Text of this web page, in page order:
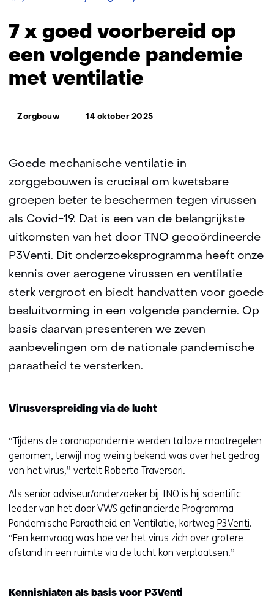
goed
voorbereid
een
volgende
pandemie
ventilatie
7 x goed voorbereid op
een volgende pandemie
met ventilatie
Thema:
Zorgbouw 14 oktober 2025
Goede mechanische ventilatie in
zorggebouwen is cruciaal om kwetsbare
groepen beter te beschermen tegen virussen
als Covid-19. Dat is een van de belangrijkste
uitkomsten van het door TNO gecoördineerde
P3Venti. Dit onderzoeksprogramma heeft onze
kennis over aerogene virussen en ventilatie
sterk vergroot en biedt handvatten voor goede
besluitvorming in een volgende pandemie. Op
basis daarvan presenteren we zeven
aanbevelingen om de nationale pandemische
paraatheid te versterken.
Virusverspreiding via de lucht
“Tijdens de coronapandemie werden talloze maatregelen
genomen, terwijl nog weinig bekend was over het gedrag
van het virus,” vertelt Roberto Traversari.
Als senior adviseur/onderzoeker bij TNO is hij scientific
leader van het door VWS gefinancierde Programma
Pandemische Paraatheid en Ventilatie, kortweg P3Venti.
“Een kernvraag was hoe ver het virus zich over grotere
afstand in een ruimte via de lucht kon verplaatsen.”
Kennishiaten als basis voor P3Venti